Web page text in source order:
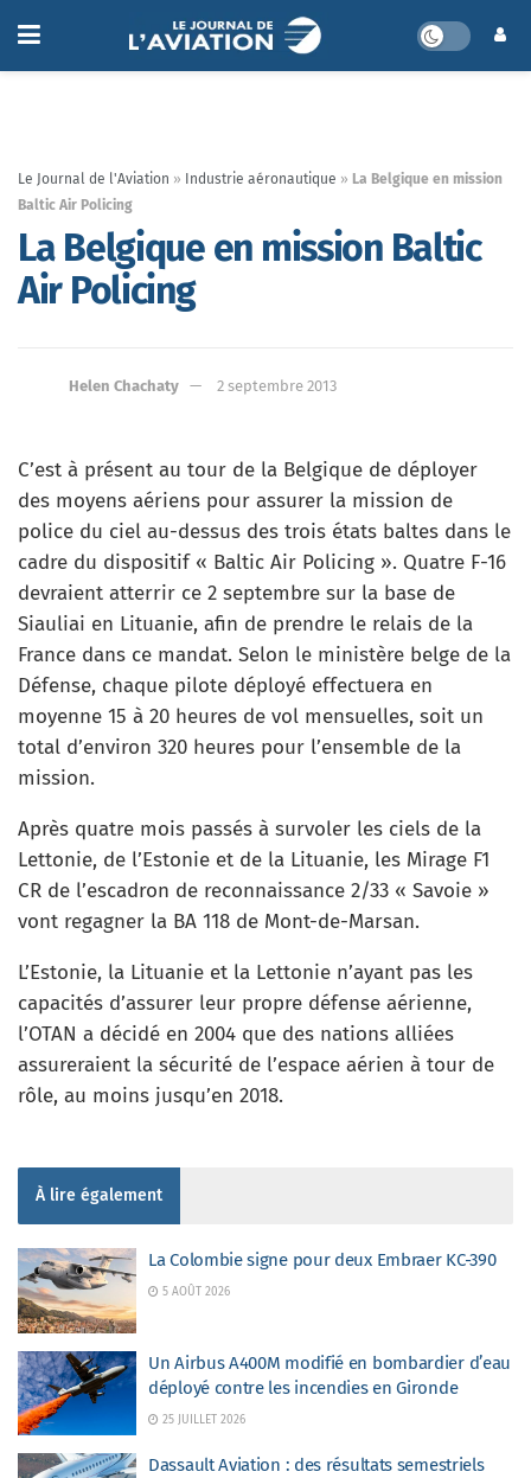
Le Journal de l'Aviation » Industrie aéronautique » La Belgique en mission
Baltic Air Policing
La Belgique en mission Baltic
Air Policing
Helen Chachaty 2 septembre 2013
C’est à présent au tour de la Belgique de déployer
des moyens aériens pour assurer la mission de
police du ciel au-dessus des trois états baltes dans le
cadre du dispositif « Baltic Air Policing ». Quatre F-16
devraient atterrir ce 2 septembre sur la base de
Siauliai en Lituanie, afin de prendre le relais de la
France dans ce mandat. Selon le ministère belge de la
Défense, chaque pilote déployé effectuera en
moyenne 15 à 20 heures de vol mensuelles, soit un
total d’environ 320 heures pour l’ensemble de la
mission.
Après quatre mois passés à survoler les ciels de la
Lettonie, de l’Estonie et de la Lituanie, les Mirage F1
CR de l’escadron de reconnaissance 2/33 « Savoie »
vont regagner la BA 118 de Mont-de-Marsan.
L’Estonie, la Lituanie et la Lettonie n’ayant pas les
capacités d’assurer leur propre défense aérienne,
l’OTAN a décidé en 2004 que des nations alliées
assureraient la sécurité de l’espace aérien à tour de
rôle, au moins jusqu’en 2018.
À lire également
La Colombie signe pour deux Embraer KC-390
5 AOÛT 2026
Un Airbus A400M modifié en bombardier d’eau
déployé contre les incendies en Gironde
25 JUILLET 2026
Dassault Aviation : des résultats semestriels